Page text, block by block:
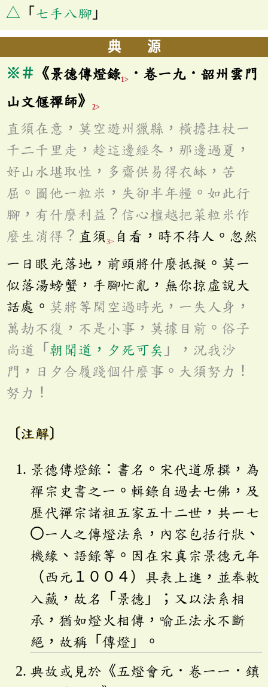
△ 「 七手八腳 」
典 源
※ ＃ 《景德傳燈錄1>
．卷一九．韶州雲門
山文偃禪師》
2>
直須在意，莫空遊州獵縣，橫擔拄杖一
千二千里走，趁這邊經冬，那邊過夏，
好山水堪取性，多齋供易得衣缽，苦
屈。圖他一粒米，失卻半年糧。如此行
腳，有什麼利益？信心檀越把菜粒米作
麼生消得？ 直須3> 自看，時不待人。忽然
一日眼光落地，前頭將什麼抵擬。莫一
似落湯螃蟹，手腳忙亂，無你掠虛說大
話處。 莫將等閑空過時光，一失人身，
萬劫不復，不是小事，莫據目前。俗子
尚道「 朝聞道，夕死可矣 」，況我沙
門，日夕合履踐個什麼事。大須努力！
努力！
〔注解〕
景德傳燈錄：書名。宋代道原撰，為
禪宗史書之一。輯錄自過去七佛，及
歷代禪宗諸祖五家五十二世，共一七
〇一人之傳燈法系，內容包括行狀、
機緣、語錄等。因在宋真宗景德元年
（西元１００４）具表上進，並奉敕
入藏，故名「景德」；又以法系相
承，猶如燈火相傳，喻正法永不斷
絕，故稱「傳燈」。
典故或見於《五燈會元．卷一一．鎮